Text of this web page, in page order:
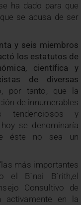
ha dado para que
se acusa de ser
y seis miembros
los estatutos de
científica y
de diversas
por tanto, que la
de innumerables
tendenciosos y
se denominaría
éste no sea un
más importantes
el B´nai B´rith,el
Consultivo de
activamente en la